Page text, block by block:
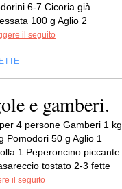
6-7 Cicoria già
100 g Aglio 2
il seguito
e gamberi.
4 persone Gamberi 1 kg
Pomodori 50 g Aglio 1
1 Peperoncino piccante
tostato 2-3 fette
il seguito